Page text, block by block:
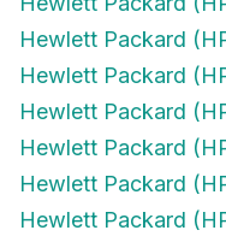
Hewlett Packard
Hewlett Packard
Hewlett Packard
Hewlett Packard
Hewlett Packard
Hewlett Packard